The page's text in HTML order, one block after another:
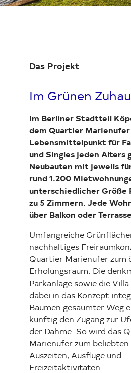
Das Projekt
Im Grünen
Im Berliner Stadtteil
dem Quartier
Lebensmittelpunkt für
und Singles jeden Alters
Neubauten mit jeweils
rund 1.200
unterschiedlicher Größe
zu 5 Zimmern. Jede
über Balkon oder
Umfangreiche
nachhaltiges
Quartier Marienufer zum
Erholungsraum. Die
Parkanlage sowie die
dabei in das Konzept
Bäumen gesäumter Weg
künftig den Zugang zur
der Dahme. So wird das
Marienufer zum beliebten
Auszeiten, Ausflüge und
Freizeitaktivitäten.